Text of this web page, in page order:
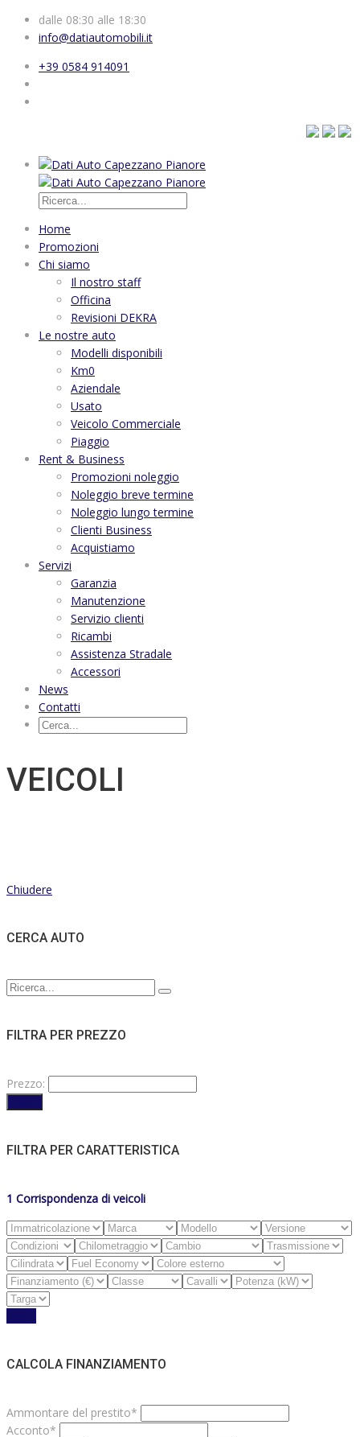
dalle 08:30 alle 18:30
info@datiautomobili.it
+39 0584 914091
Home
Promozioni
Chi siamo
Il nostro staff
Officina
Revisioni DEKRA
Le nostre auto
Modelli disponibili
Km0
Aziendale
Usato
Veicolo Commerciale
Piaggio
Rent & Business
Promozioni noleggio
Noleggio breve termine
Noleggio lungo termine
Clienti Business
Acquistiamo
Servizi
Garanzia
Manutenzione
Servizio clienti
Ricambi
Assistenza Stradale
Accessori
News
Contatti
VEICOLI
Chiudere
CERCA AUTO
FILTRA PER PREZZO
Prezzo:
FILTRA PER CARATTERISTICA
1 Corrispondenza di veicoli
CALCOLA FINANZIAMENTO
Ammontare del prestito*
Acconto*